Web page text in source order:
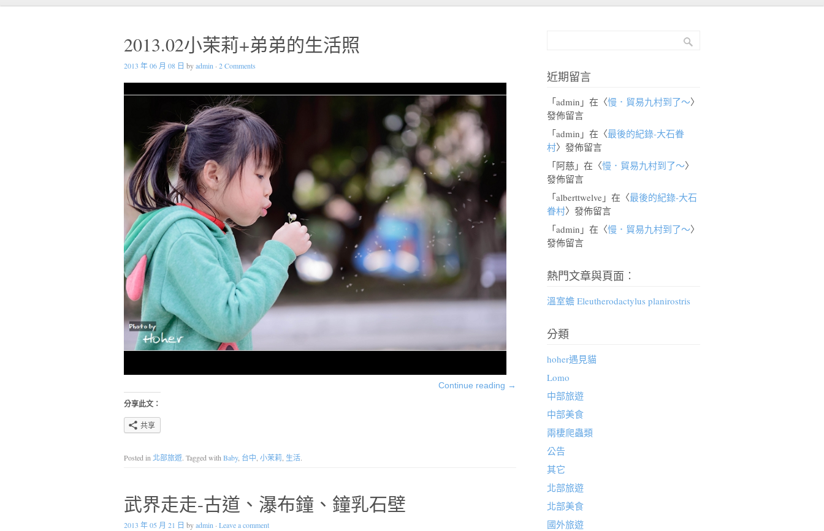
2013.02小茉莉+弟弟的生活照
2013 年 06 月 08 日 byadmin · 2 Comments
Continue reading →
分享此文：
共享
Posted in北部旅遊. Tagged withBaby, 台中, 小茉莉, 生活.
武界走走-古道、瀑布鐘、鐘乳石壁
2013 年 05 月 21 日 byadmin · Leave a comment
近期留言
「admin 」在〈慢．貿易九村到了～〉
發佈留言
「admin 」在〈最後的紀錄-大石眷
村〉發佈留言
「阿慈 」在〈慢．貿易九村到了～〉
發佈留言
「alberttwelve 」在〈最後的紀錄-大石
眷村〉發佈留言
「admin 」在〈慢．貿易九村到了～〉
發佈留言
熱門文章與頁面︰
溫室蟾 Eleutherodactylus planirostris
分類
hoher遇見貓
Lomo
中部旅遊
中部美食
兩棲爬蟲類
公告
其它
北部旅遊
北部美食
國外旅遊